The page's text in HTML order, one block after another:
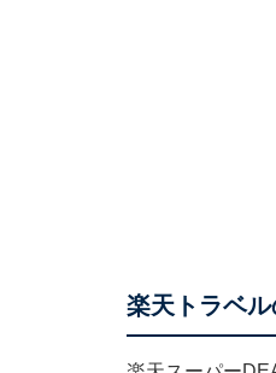
楽天トラベ